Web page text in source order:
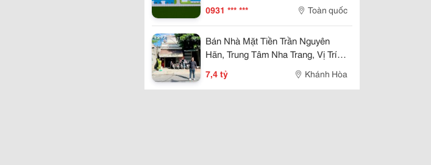
0931 *** *** Toàn quốc
Bán Nhà Mặt Tiền Trần Nguyên
Hãn, Trung Tâm Nha Trang, Vị Trí
Kinh Doanh Đẹp, Giá 7,4 Tỷ
7,4 tỷ Khánh Hòa